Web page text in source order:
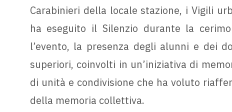
Carabinieri della locale stazione, i Vigili
ha eseguito il Silenzio durante la
l’evento, la presenza degli alunni e dei
superiori, coinvolti in un’iniziativa di
di unità e condivisione che ha voluto
della memoria collettiva.